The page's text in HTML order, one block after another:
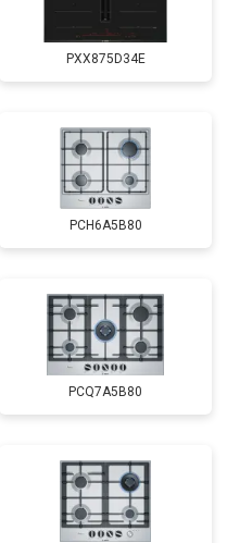
PXX875D34E
PCH6A5B80
PCQ7A5B80